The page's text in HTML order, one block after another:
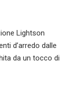
Lightson
d’arredo dalle
da un tocco di